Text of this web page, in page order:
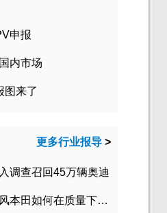
申报
内市场
图来了
更多行业报导 >
调查召回45万辆奥迪
加速新能源产品布局，东风本田如何在质量下转型？